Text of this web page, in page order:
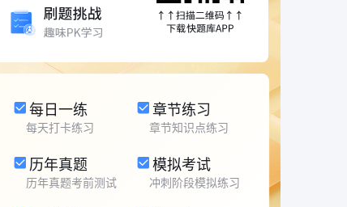
每日一练
每天打卡练习
章节练习
章节知识点练习
历年真题
历年真题考前测试
模拟考试
冲刺阶段模拟练习